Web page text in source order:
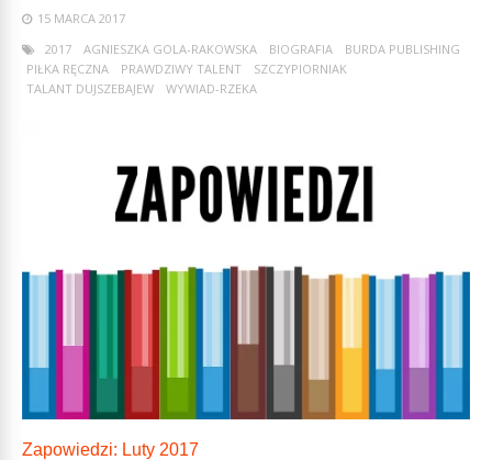
15 MARCA 2017
2017
AGNIESZKA GOLA-RAKOWSKA BIOGRAFIA
BURDA PUBLISHING
PIŁKA RĘCZNA
PRAWDZIWY TALENT
SZCZYPIORNIAK
TALANT DUJSZEBAJEW
WYWIAD-RZEKA
Zapowiedzi: Luty 2017